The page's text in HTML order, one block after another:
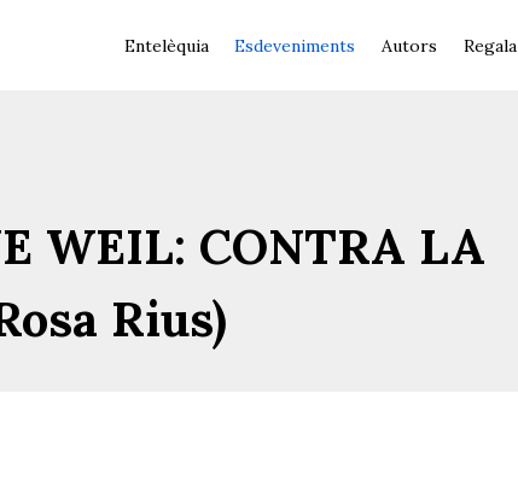
Entelèquia Esdeveniments Autors Regala
WEIL: CONTRA LA
Rius)